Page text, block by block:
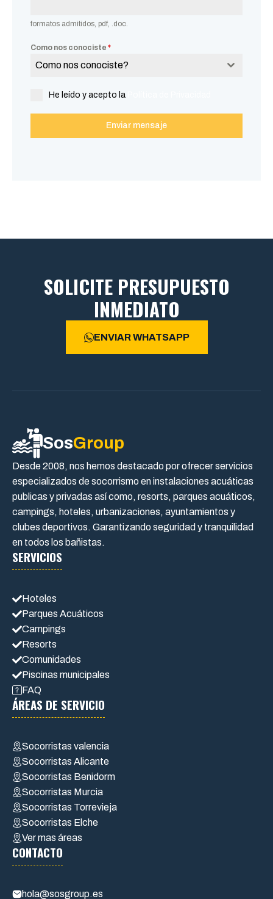
formatos admitidos, pdf, .doc.
Como nos conociste *
Como nos conociste?
He leído y acepto la
Enviar mensaje
SOLICITE PRESUPUESTO
INMEDIATO
ENVIAR WHATSAPP
SosGroup
Desde 2008, nos hemos destacado por ofrecer servicios
especializados de socorrismo en instalaciones acuáticas
publicas y privadas así como, resorts, parques acuáticos,
campings, hoteles, urbanizaciones, ayuntamientos y
clubes deportivos. Garantizando seguridad y tranquilidad
en todos los bañistas.
SERVICIOS
Hoteles
Parques Acuáticos
Campings
Resorts
Comunidades
Piscinas municipales
FAQ
ÁREAS DE SERVICIO
Socorristas valencia
Socorristas Alicante
Socorristas Benidorm
Socorristas Murcia
Socorristas Torrevieja
Socorristas Elche
Ver mas áreas
CONTACTO
hola@sosgroup.es